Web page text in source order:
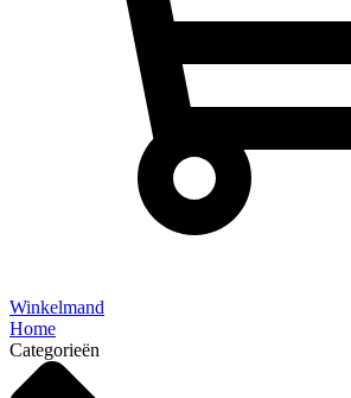
Winkelmand
Home
Categorieën